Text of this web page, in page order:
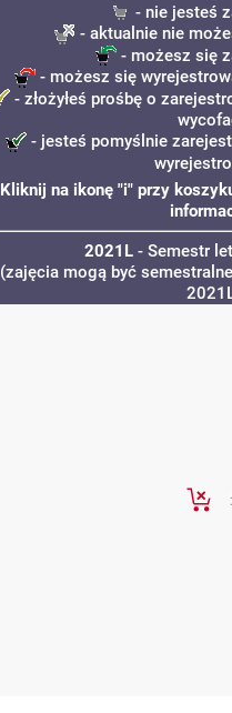
- nie jesteś
- aktualnie nie
- możesz się
- możesz się
- złożyłeś prośbę o
- jesteś pomyślnie
Kliknij na ikonę "i" przy
2021L - Semestr
(zajęcia mogą być